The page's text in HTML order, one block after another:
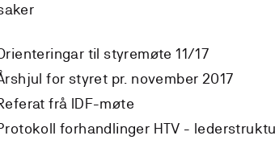
til styremøte 11/17
for styret pr. november 2017
frå IDF-møte
forhandlinger HTV -